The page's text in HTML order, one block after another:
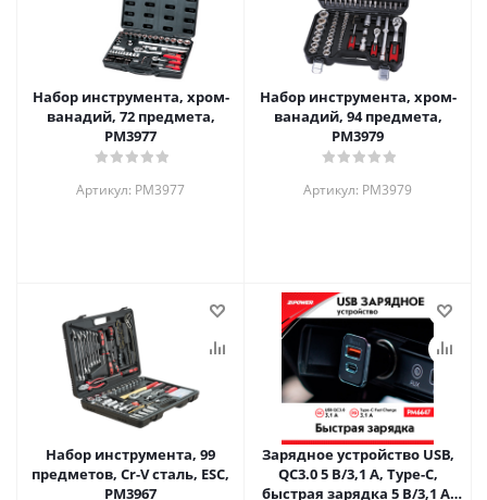
Набор инструмента, хром-
ванадий, 72 предмета,
PM3977
Артикул: PM3977
Набор инструмента, хром-
ванадий, 94 предмета,
PM3979
Артикул: PM3979
Набор инструмента, 99
предметов, Cr-V сталь, ESC,
PM3967
Зарядное устройство USB,
QC3.0 5 В/3,1 А, Type-C,
быстрая зарядка 5 В/3,1 А,